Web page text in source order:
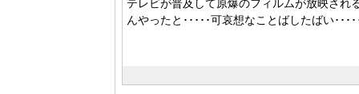
テレビが普及して原爆のフィルムが放映され
んやったと･････可哀想なことばしたばい･･